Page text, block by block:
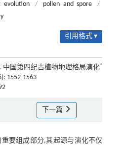
evolution / pollen and spore
/
引用格式 ▾
中国第四纪古植物地理格局演化*
1552-1563
下一篇
要组成部分,其起源与演化不仅